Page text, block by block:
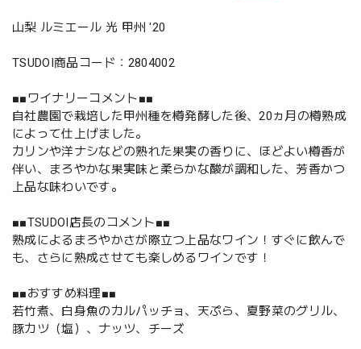
山梨 ルミエール 光 甲州 '20
TSUDOI商品コード：2804002
■■ワイナリーコメント■■
自社農園で栽培した甲州種を樽発酵した後、20ヵ月の樽熟成
によって仕上げました。
カリンや洋ナシなどの熟れた果実の香りに、ほどよい樽香が
伴い、まろやかな果実味と柔らかな酸が調和した、芳香かつ
上品な味わいです。
■■TSUDOI店長のコメント■■
熟成によるまろやかさが際立つ上品なワイン！すぐに飲んで
も、さらに熟成させても楽しめるワインです！
■■おすすめ料理■■
若竹煮、白身魚のカルパッチョ、天ぷら、夏野菜のグリル、
豚カツ（塩）、ナッツ、チーズ